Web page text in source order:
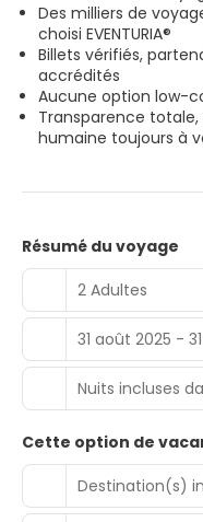
Des milliers de
choisi EVENTURIA®
Billets vérifiés,
accrédités
Aucune option low-
Transparence
humaine toujours à
Résumé du voyage
2 Adultes
31 août 2025 -
Nuits incluses
Cette option de
Destination(s)